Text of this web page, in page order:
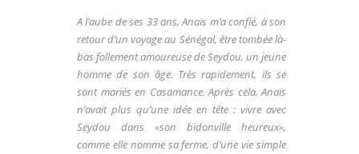
A l’aube de ses 33 ans, Anaïs m’a confié, à son
retour d’un voyage au Sénégal, être tombée là-
bas follement amoureuse de Seydou, un jeune
homme de son âge. Très rapidement, ils se
sont mariés en Casamance. Après cela, Anaïs
n’avait plus qu’une idée en tête : vivre avec
Seydou dans «son bidonville heureux»,
comme elle nomme sa ferme, d’une vie simple